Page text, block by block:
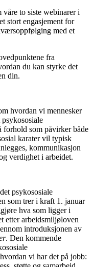
to siste webinarer i
stort engasjement for
med et
fra
du kan styrke det
din.
hvordan vi mennesker
forhold som påvirker både
karater vil typisk
kommunikasjon
verdighet i arbeidet.
psykososiale
som trer i kraft 1. januar
hva som ligger i
etter arbeidsmiljøloven
introduksjonen av
. Den kommende
vi har det på jobb: